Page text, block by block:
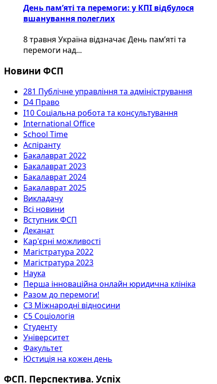
День пам’яті та перемоги: у КПІ відбулося
вшанування полеглих
8 травня Україна відзначає День пам’яті та
перемоги над...
Новини ФСП
281 Публічне управління та адміністрування
D4 Право
I10 Соціальна робота та консультування
International Office
School Time
Аспіранту
Бакалаврат 2022
Бакалаврат 2023
Бакалаврат 2024
Бакалаврат 2025
Викладачу
Всі новини
Вступник ФСП
Деканат
Кар'єрні можливості
Магістратура 2022
Магістратура 2023
Наука
Перша інноваційна онлайн юридична клініка
Разом до перемоги!
С3 Міжнародні відносини
С5 Соціологія
Студенту
Університет
Факультет
Юстиція на кожен день
ФСП. Перспектива. Успіх